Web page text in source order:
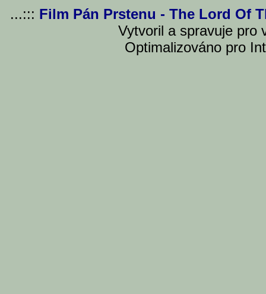
...::: Film Pán Prstenu - The Lord Of
Vytvoril a spravuje pro
Optimalizováno pro